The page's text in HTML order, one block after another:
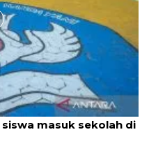
masuk sekolah di